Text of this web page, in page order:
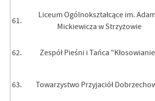
61.
Liceum Ogólnokształcące im.
Mickiewicza w Strzyżowie
62. Zespół Pieśni i Tańca
63. Towarzystwo Przyjaciół